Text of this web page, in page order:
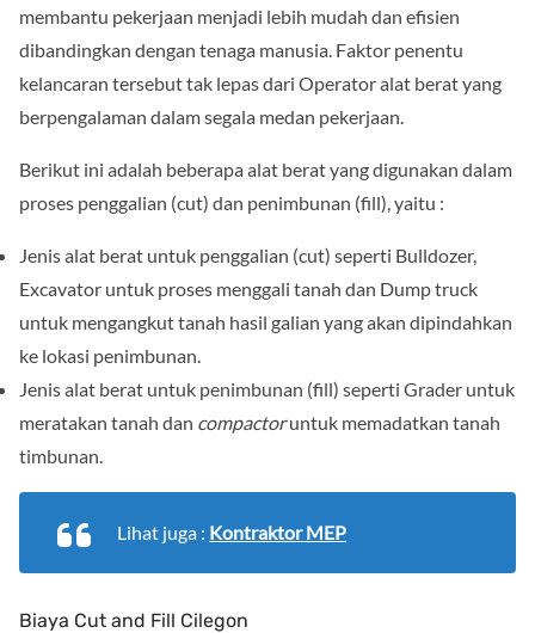
membantu pekerjaan menjadi lebih mudah dan efisien
dibandingkan dengan tenaga manusia. Faktor penentu
kelancaran tersebut tak lepas dari Operator alat berat yang
berpengalaman dalam segala medan pekerjaan.
Berikut ini adalah beberapa alat berat yang digunakan dalam
proses penggalian (cut) dan penimbunan (fill), yaitu :
Jenis alat berat untuk penggalian (cut) seperti Bulldozer,
Excavator untuk proses menggali tanah dan Dump truck
untuk mengangkut tanah hasil galian yang akan dipindahkan
ke lokasi penimbunan.
Jenis alat berat untuk penimbunan (fill) seperti Grader untuk
meratakan tanah dan compactoruntuk memadatkan tanah
timbunan.
Lihat juga : Kontraktor MEP
Biaya Cut and Fill Cilegon